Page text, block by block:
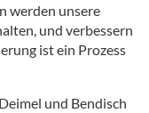
werden unsere
und verbessern
ist ein Prozess
und Bendisch